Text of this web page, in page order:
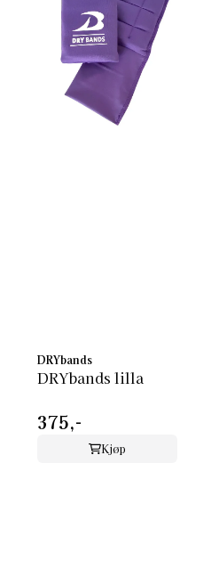
DRYbands
DRYbands lilla
375,-
Kjøp